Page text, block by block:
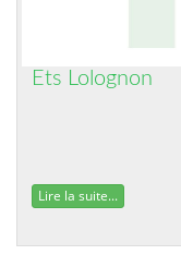
Ets Lolognon
Lire la suite...